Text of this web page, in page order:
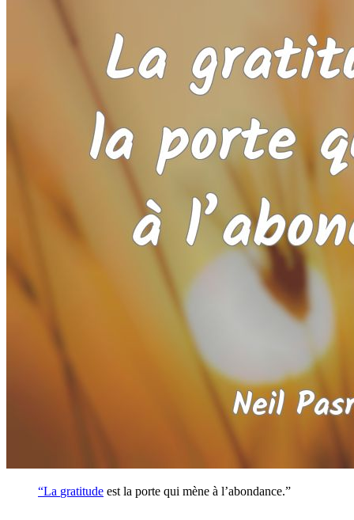
“La gratitude est la porte qui mène à l’abondance.”